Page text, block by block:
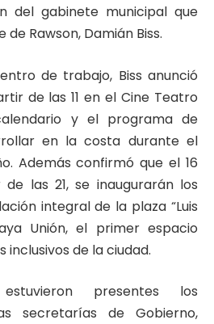
del gabinete municipal que
Rawson, Damián Biss.
de trabajo, Biss anunció
de las 11 en el Cine Teatro
y el programa de
en la costa durante el
Además confirmó que el 16
las 21, se inaugurarán los
integral de la plaza “Luis
Unión, el primer espacio
de la ciudad.
presentes los
secretarías de Gobierno,